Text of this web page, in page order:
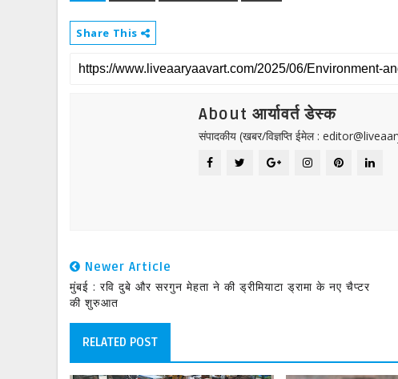
Share This
About आर्यावर्त डेस्क
संपादकीय (खबर/विज्ञप्ति ईमेल :
Newer Article
मुंबई : रवि दुबे और सरगुन मेहता ने की ड्रीमियाटा ड्रामा के नए चैप्टर
की शुरुआत
RELATED POST